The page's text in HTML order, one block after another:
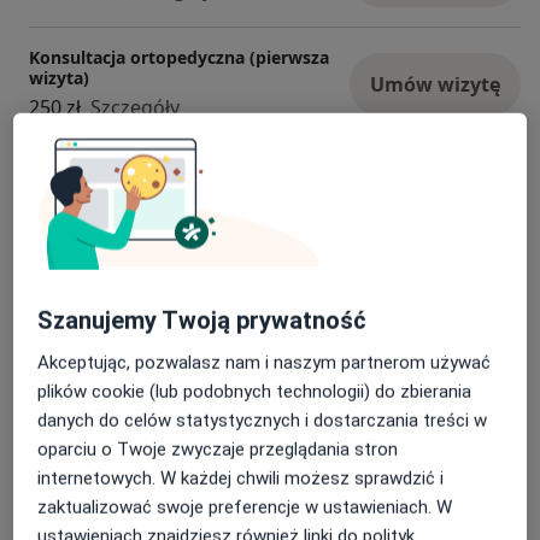
Konsultacja ortopedyczna (pierwsza
wizyta)
250 zł Szczegóły
Umów wizytę
Konsultacja ortopedyczna + USG
350 zł Szczegóły
900 zł Szczegóły
Blokada stawu
Od 200 zł Szczegóły
+ 11 usług
Szanujemy Twoją prywatność
Akceptując, pozwalasz nam i naszym partnerom używać
plików cookie (lub podobnych technologii) do zbierania
danych do celów statystycznych i dostarczania treści w
oparciu o Twoje zwyczaje przeglądania stron
internetowych. W każdej chwili możesz sprawdzić i
zaktualizować swoje preferencje w ustawieniach. W